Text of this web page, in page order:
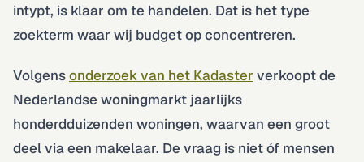
intypt, is klaar om te handelen. Dat is het type
zoekterm waar wij budget op concentreren.
Volgensonderzoek van het Kadaster verkoopt de
Nederlandse woningmarkt jaarlijks
honderdduizenden woningen, waarvan een groot
deel via een makelaar. De vraag is niet óf mensen